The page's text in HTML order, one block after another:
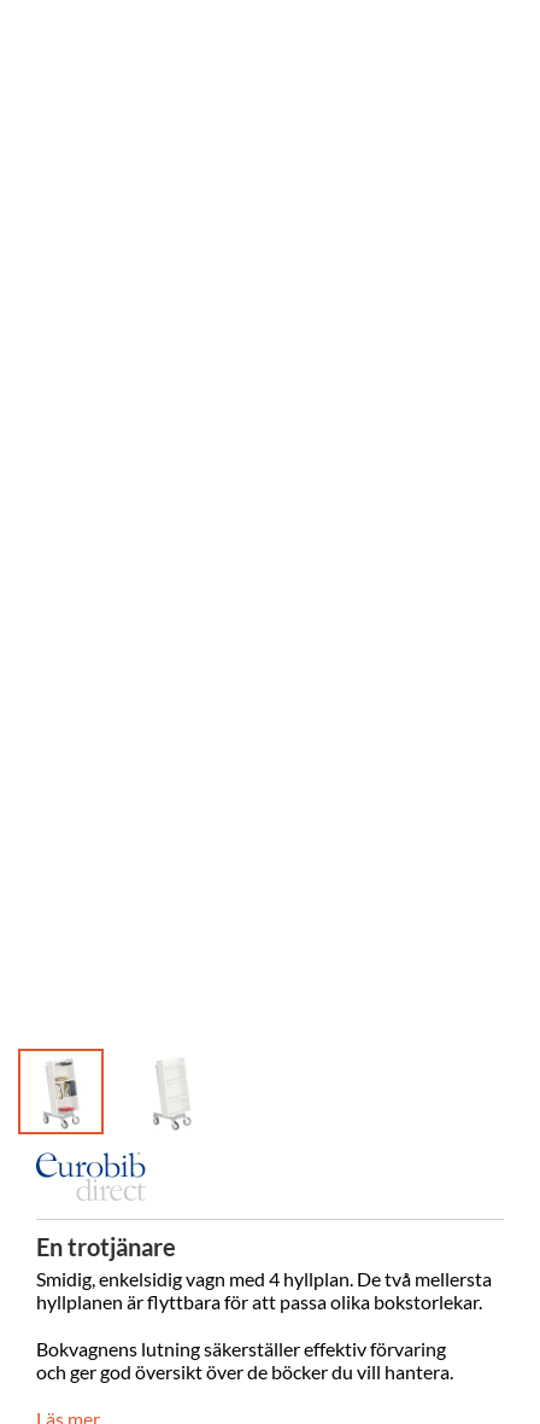
En trotjänare
Smidig, enkelsidig vagn med 4 hyllplan. De två mellersta
hyllplanen är flyttbara för att passa olika bokstorlekar.
Bokvagnens lutning säkerställer effektiv förvaring
och ger god översikt över de böcker du vill hantera.
Läs mer...